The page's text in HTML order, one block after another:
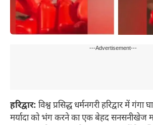
---Advertisement---
हरिद्वार: विश्व प्रसिद्ध धर्मनगरी हरिद्वार में गंगा
मर्यादा को भंग करने का एक बेहद सनसनीखेज